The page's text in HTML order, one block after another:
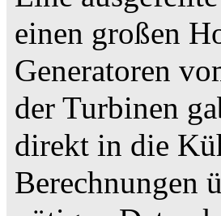
einen großen
Generatoren
der Turbinen
direkt in die
Berechnungen